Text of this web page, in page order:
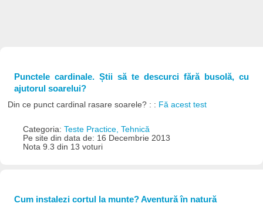
Punctele cardinale. Știi să te descurci fără busolă, cu
ajutorul soarelui?
Din ce punct cardinal rasare soarele? : : Fă acest test
Categoria: Teste Practice, Tehnică
Pe site din data de: 16 Decembrie 2013
Nota 9.3 din 13 voturi
Cum instalezi cortul la munte? Aventură în natură